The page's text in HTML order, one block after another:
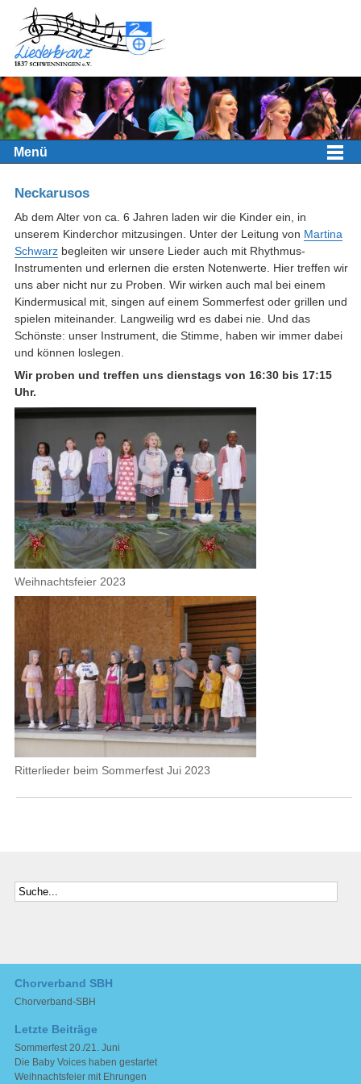
Menü
Neckarusos
Ab dem Alter von ca. 6 Jahren laden wir die Kinder ein, in
unserem Kinderchor mitzusingen. Unter der Leitung von Martina
Schwarzbegleiten wir unsere Lieder auch mit Rhythmus-
Instrumenten und erlernen die ersten Notenwerte. Hier treffen wir
uns aber nicht nur zu Proben. Wir wirken auch mal bei einem
Kindermusical mit, singen auf einem Sommerfest oder grillen und
spielen miteinander. Langweilig wrd es dabei nie. Und das
Schönste: unser Instrument, die Stimme, haben wir immer dabei
und können loslegen.
Wir proben und treffen uns dienstags von 16:30 bis 17:15
Uhr.
Weihnachtsfeier 2023
Ritterlieder beim Sommerfest Jui 2023
Chorverband SBH
Chorverband-SBH
Letzte Beiträge
Sommerfest 20./21. Juni
Die Baby Voices haben gestartet
Weihnachtsfeier mit Ehrungen